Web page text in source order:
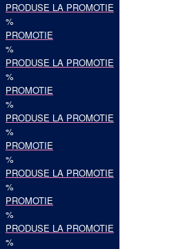
PRODUSE LA PROMOTIE
%
PROMOTIE
%
PRODUSE LA PROMOTIE
%
PROMOTIE
%
PRODUSE LA PROMOTIE
%
PROMOTIE
%
PRODUSE LA PROMOTIE
%
PROMOTIE
%
PRODUSE LA PROMOTIE
%